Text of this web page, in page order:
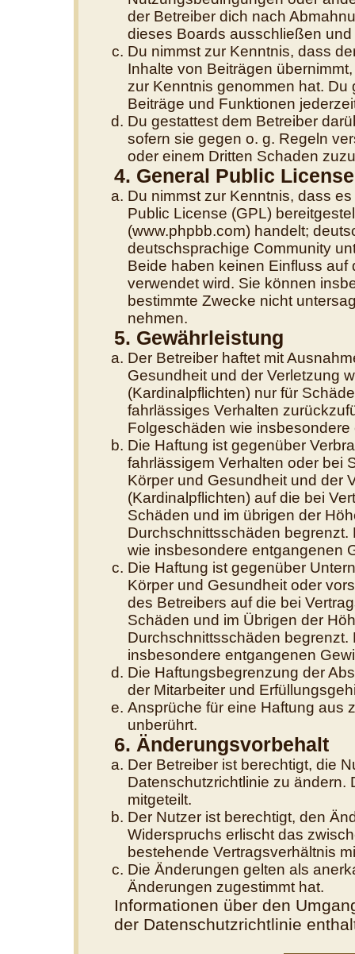
der Betreiber dich nach
dieses Boards ausschließen
Du nimmst zur Kenntnis, dass
Inhalte von Beiträgen
zur Kenntnis genommen hat.
Beiträge und Funktionen
Du gestattest dem Betreiber
sofern sie gegen o. g. Regeln
oder einem Dritten Schaden
4. General Public License
Du nimmst zur Kenntnis, dass
Public License (GPL)
(www.phpbb.com) handelt;
deutschsprachige Community
Beide haben keinen Einfluss auf
verwendet wird. Sie können
bestimmte Zwecke nicht
nehmen.
5. Gewährleistung
Der Betreiber haftet mit
Gesundheit und der Verletzung
(Kardinalpflichten) nur für
fahrlässiges Verhalten
Folgeschäden wie
Die Haftung ist gegenüber
fahrlässigem Verhalten oder bei
Körper und Gesundheit und der
(Kardinalpflichten) auf die bei
Schäden und im übrigen der
Durchschnittsschäden
wie insbesondere entgangenen
Die Haftung ist gegenüber
Körper und Gesundheit oder
des Betreibers auf die bei
Schäden und im Übrigen der
Durchschnittsschäden
insbesondere entgangenen
Die Haftungsbegrenzung der
der Mitarbeiter und
Ansprüche für eine Haftung aus
unberührt.
6. Änderungsvorbehalt
Der Betreiber ist berechtigt, die
Datenschutzrichtlinie zu ändern.
mitgeteilt.
Der Nutzer ist berechtigt, den
Widerspruchs erlischt das
bestehende Vertragsverhältnis
Die Änderungen gelten als
Änderungen zugestimmt hat.
Informationen über den
der Datenschutzrichtlinie